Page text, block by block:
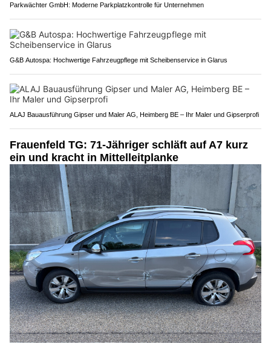
Parkwächter GmbH: Moderne Parkplatzkontrolle für Unternehmen
G&B Autospa: Hochwertige Fahrzeugpflege mit Scheibenservice in Glarus
ALAJ Bauausführung Gipser und Maler AG, Heimberg BE – Ihr Maler und Gipserprofi
Frauenfeld TG: 71-Jähriger schläft auf A7 kurz
ein und kracht in Mittelleitplanke